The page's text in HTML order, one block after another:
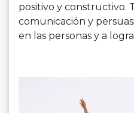
positivo y constructivo.
comunicación y
en las personas y a